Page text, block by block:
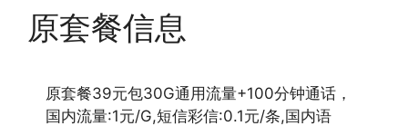
原套餐信息
原套餐39元包30G通用流量+100分钟通话，
国内流量:1元/G,短信彩信:0.1元/条,国内语